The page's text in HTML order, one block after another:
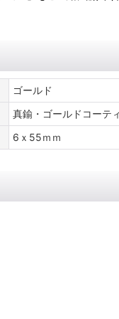
ゴールド
真鍮・ゴールドコーテ
6ｘ55ｍｍ